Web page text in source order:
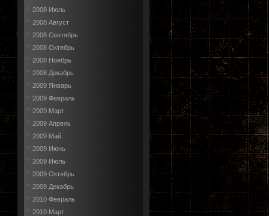
2008 Июль
2008 Август
2008 Сентябрь
2008 Октябрь
2008 Ноябрь
2008 Декабрь
2009 Январь
2009 Февраль
2009 Март
2009 Апрель
2009 Май
2009 Июнь
2009 Июль
2009 Октябрь
2009 Декабрь
2010 Февраль
2010 Март